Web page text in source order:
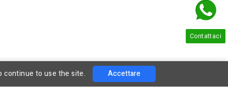
continue to use the site. Accettare
Contattaci